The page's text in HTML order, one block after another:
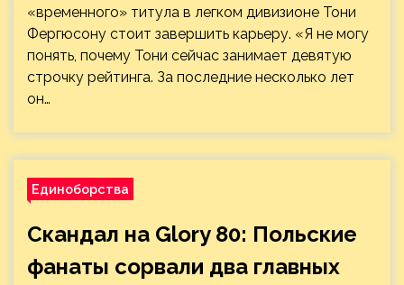
«временного» титула в легком дивизионе Тони
Фергюсону стоит завершить карьеру. «Я не могу
понять, почему Тони сейчас занимает девятую
строчку рейтинга. За последние несколько лет
он…
Единоборства
Скандал на Glory 80: Польские
фанаты сорвали два главных